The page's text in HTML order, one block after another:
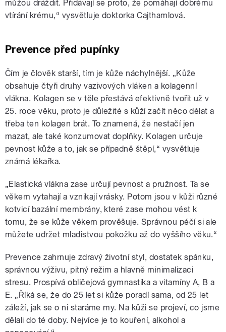
můžou dráždit. Přidávají se proto, že pomáhají dobrému
vtírání krému,“ vysvětluje doktorka Cajthamlová.
Prevence před pupínky
Čím je člověk starší, tím je kůže náchylnější. „Kůže
obsahuje čtyři druhy vazivových vláken a kolagenní
vlákna. Kolagen se v těle přestává efektivně tvořit už v
25. roce věku, proto je důležité s kůží začít něco dělat a
třeba ten kolagen brát. To znamená, že nestačí jen
mazat, ale také konzumovat doplňky. Kolagen určuje
pevnost kůže a to, jak se případně štěpí,“ vysvětluje
známá lékařka.
„Elastická vlákna zase určují pevnost a pružnost. Ta se
věkem vytahají a vznikají vrásky. Potom jsou v kůži různé
kotvicí bazální membrány, které zase mohou vést k
tomu, že se kůže věkem prověšuje. Správnou péčí si ale
můžete udržet mladistvou pokožku až do vyššího věku.“
Prevence zahrnuje zdravý životní styl, dostatek spánku,
správnou výživu, pitný režim a hlavně minimalizaci
stresu. Prospívá obličejová gymnastika a vitamíny A, B a
E. „Říká se, že do 25 let si kůže poradí sama, od 25 let
záleží, jak se o ni staráme my. Na kůži se projeví, co jsme
dělali do té doby. Nejvíce je to kouření, alkohol a